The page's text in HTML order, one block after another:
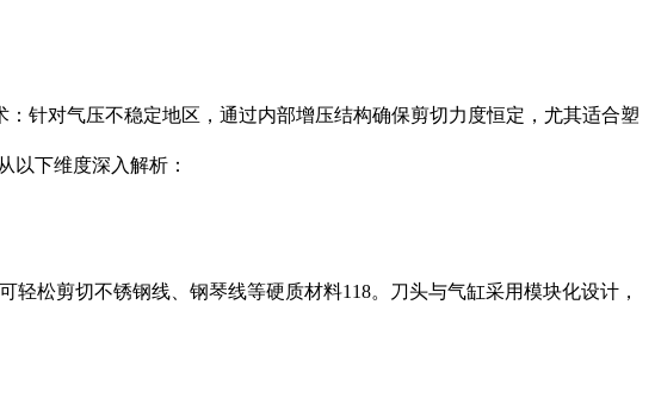
针对气压不稳定地区，通过内部增压结构确保剪切力度恒定，尤其适合塑
以下维度深入解析：
轻松剪切不锈钢线、钢琴线等硬质材料1 18。刀头与气缸采用模块化设计，